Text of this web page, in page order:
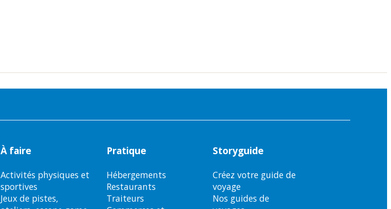
À faire
Activités physiques et
sportives
Jeux de pistes,
Pratique
Hébergements
Restaurants
Traiteurs
Storyguide
Créez votre guide de
voyage
Nos guides de